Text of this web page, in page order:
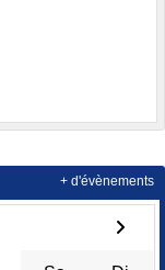
+ d'évènements